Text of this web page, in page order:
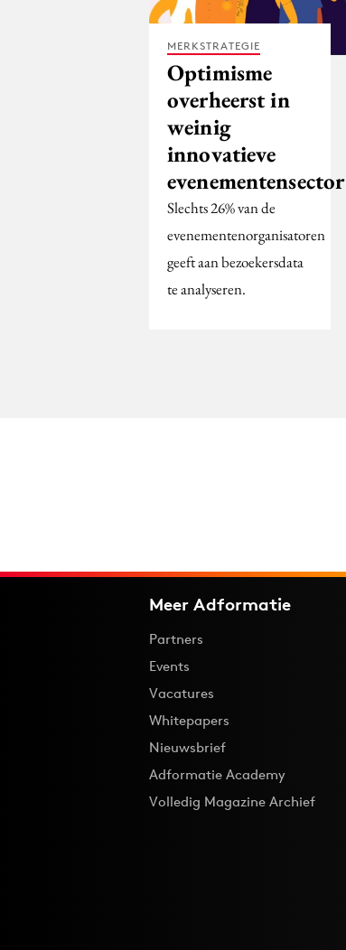
MERKSTRATEGIE
Optimisme
overheerst in
weinig
innovatieve
evenementensector
Slechts 26% van de
evenementenorganisatoren
geeft aan bezoekersdata
te analyseren.
Meer Adformatie
Partners
Events
Vacatures
Whitepapers
Nieuwsbrief
Adformatie Academy
Volledig Magazine Archief